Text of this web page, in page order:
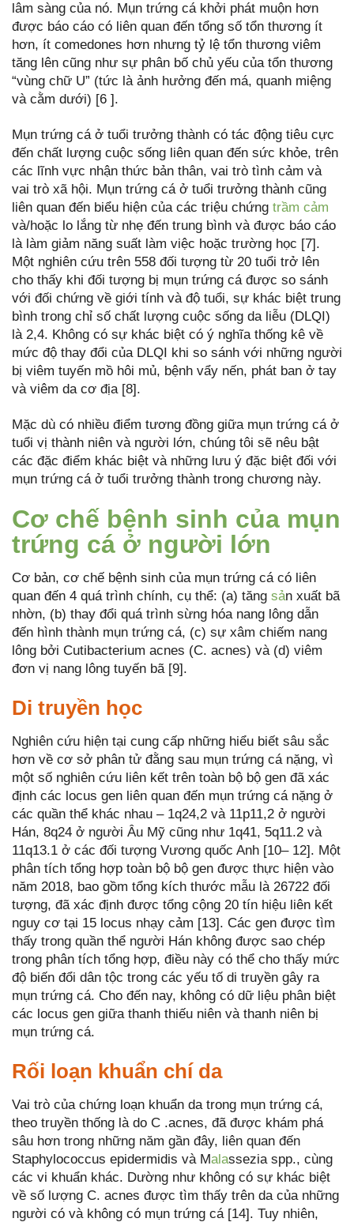
lâm sàng của nó. Mụn trứng cá khởi phát muộn hơn
được báo cáo có liên quan đến tổng số tổn thương ít
hơn, ít comedones hơn nhưng tỷ lệ tổn thương viêm
tăng lên cũng như sự phân bố chủ yếu của tổn thương
“vùng chữ U” (tức là ảnh hưởng đến má, quanh miệng
và cằm dưới) [6 ].
Mụn trứng cá ở tuổi trưởng thành có tác động tiêu cực
đến chất lượng cuộc sống liên quan đến sức khỏe, trên
các lĩnh vực nhận thức bản thân, vai trò tình cảm và
vai trò xã hội. Mụn trứng cá ở tuổi trưởng thành cũng
liên quan đến biểu hiện của các triệu chứng trầm cảm
và/hoặc lo lắng từ nhẹ đến trung bình và được báo cáo
là làm giảm năng suất làm việc hoặc trường học [7].
Một nghiên cứu trên 558 đối tượng từ 20 tuổi trở lên
cho thấy khi đối tượng bị mụn trứng cá được so sánh
với đối chứng về giới tính và độ tuổi, sự khác biệt trung
bình trong chỉ số chất lượng cuộc sống da liễu (DLQI)
là 2,4. Không có sự khác biệt có ý nghĩa thống kê về
mức độ thay đổi của DLQI khi so sánh với những người
bị viêm tuyến mồ hôi mủ, bệnh vẩy nến, phát ban ở tay
và viêm da cơ địa [8].
Mặc dù có nhiều điểm tương đồng giữa mụn trứng cá ở
tuổi vị thành niên và người lớn, chúng tôi sẽ nêu bật
các đặc điểm khác biệt và những lưu ý đặc biệt đối với
mụn trứng cá ở tuổi trưởng thành trong chương này.
Cơ chế bệnh sinh của mụn
trứng cá ở người lớn
Cơ bản, cơ chế bệnh sinh của mụn trứng cá có liên
quan đến 4 quá trình chính, cụ thể: (a) tăng sản xuất bã
nhờn, (b) thay đổi quá trình sừng hóa nang lông dẫn
đến hình thành mụn trứng cá, (c) sự xâm chiếm nang
lông bởi Cutibacterium acnes (C. acnes) và (d) viêm
đơn vị nang lông tuyến bã [9].
Di truyền học
Nghiên cứu hiện tại cung cấp những hiểu biết sâu sắc
hơn về cơ sở phân tử đằng sau mụn trứng cá nặng, vì
một số nghiên cứu liên kết trên toàn bộ bộ gen đã xác
định các locus gen liên quan đến mụn trứng cá nặng ở
các quần thể khác nhau – 1q24,2 và 11p11,2 ở người
Hán, 8q24 ở người Âu Mỹ cũng như 1q41, 5q11.2 và
11q13.1 ở các đối tượng Vương quốc Anh [10– 12]. Một
phân tích tổng hợp toàn bộ bộ gen được thực hiện vào
năm 2018, bao gồm tổng kích thước mẫu là 26722 đối
tượng, đã xác định được tổng cộng 20 tín hiệu liên kết
nguy cơ tại 15 locus nhạy cảm [13]. Các gen được tìm
thấy trong quần thể người Hán không được sao chép
trong phân tích tổng hợp, điều này có thể cho thấy mức
độ biến đổi dân tộc trong các yếu tố di truyền gây ra
mụn trứng cá. Cho đến nay, không có dữ liệu phân biệt
các locus gen giữa thanh thiếu niên và thanh niên bị
mụn trứng cá.
Rối loạn khuẩn chí da
Vai trò của chứng loạn khuẩn da trong mụn trứng cá,
theo truyền thống là do C .acnes, đã được khám phá
sâu hơn trong những năm gần đây, liên quan đến
Staphylococcus epidermidis và Malassezia spp., cùng
các vi khuẩn khác. Dường như không có sự khác biệt
về số lượng C. acnes được tìm thấy trên da của những
người có và không có mụn trứng cá [14]. Tuy nhiên,